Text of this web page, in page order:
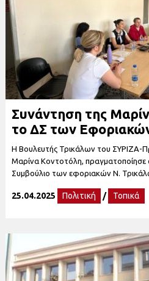
Συνάντηση της
το ΔΣ των
Η Βουλευτής Τρικάλων του ΣΥΡΙΖΑ-
Μαρίνα Κοντοτόλη, πραγματοποίησε
Συμβούλιο των εφοριακών Ν.
25.04.2025 Πολιτική / Τοπικά